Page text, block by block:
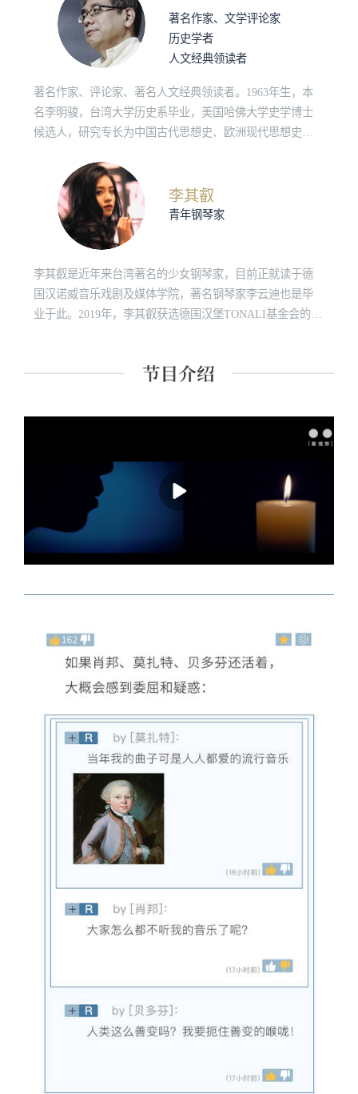
著名作家、文学评论家
历史学者
人文经典领读者
著名作家、评论家、著名人文经典领读者。1963年生，本
名李明骏，台湾大学历史系毕业，美国哈佛大学史学博士
候选人，研究专长为中国古代思想史、欧洲现代思想史、
课程讲师。 主要著作有《经典里的中国》《史记的读法》
《故事照亮未来》《想乐：聆听音符背后的美丽心灵》
《我想遇见你的人生》及现代经典细读系列等四十余种。
李其叡
青年钢琴家
李其叡是近年来台湾著名的少女钢琴家，目前正就读于德
国汉诺威音乐戏剧及媒体学院，著名钢琴家李云迪也是毕
业于此。2019年，李其叡获选德国汉堡TONALI基金会的年